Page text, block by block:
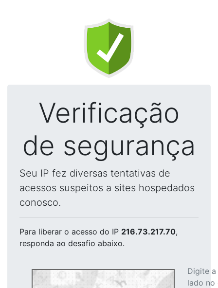
Verificação
de segurança
Seu IP fez diversas tentativas de
acessos suspeitos a sites hospedados
conosco.
Para liberar o acesso do IP 216.73.217.70,
responda ao desafio abaixo.
Digite
lado no